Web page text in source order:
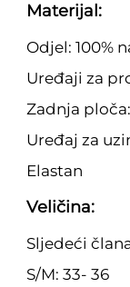
Materijal:
Odjel: 100%
Uređaji za
Zadnja
Uređaj za
Elastan
Veličina:
Sljedeći
S/M: 33- 36